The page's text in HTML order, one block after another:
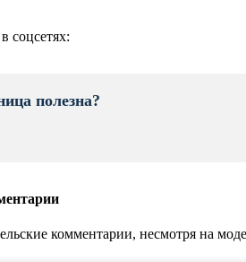
соцсетях:
полезна?
комментарии, несмотря на